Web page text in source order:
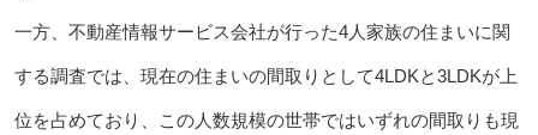
一方、不動産情報サービス会社が行った4人家族の住まいに関
する調査では、現在の住まいの間取りとして4LDKと3LDKが上
位を占めており、この人数規模の世帯ではいずれの間取りも現